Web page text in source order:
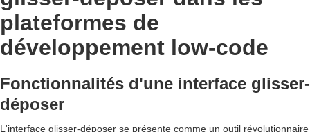
plateformes de
développement low-code
Fonctionnalités d'une interface glisser-
déposer
L'interface glisser-déposer se présente comme un outil révolutionnaire